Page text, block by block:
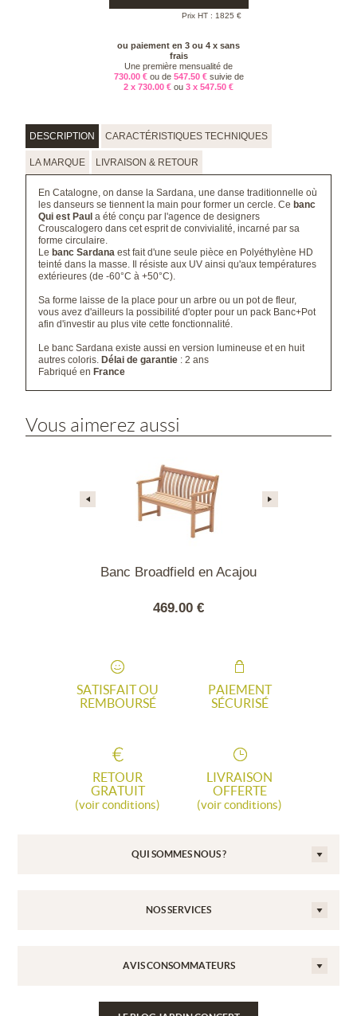
Prix HT : 1825 €
ou paiement en 3 ou 4 x sans
frais
Une première mensualité de
730.00 €ou de 547.50 €suivie de
2 x 730.00 € ou 3 x 547.50 €
DESCRIPTION CARACTÉRISTIQUES TECHNIQUES
LA MARQUE LIVRAISON & RETOUR
En Catalogne, on danse la Sardana, une danse traditionnelle où
les danseurs se tiennent la main pour former un cercle. Cebanc
Qui est Paul a été conçu par l'agence de designers
Crouscalogero dans cet esprit de convivialité, incarné par sa
forme circulaire.
Lebanc Sardana est fait d'une seule pièce en Polyéthylène HD
teinté dans la masse. Il résiste aux UV ainsi qu'aux températures
extérieures (de -60°C à +50°C).
Sa forme laisse de la place pour un arbre ou un pot de fleur,
vous avez d'ailleurs la possibilité d'opter pour un pack Banc+Pot
afin d'investir au plus vite cette fonctionnalité.
Le banc Sardana existe aussi en version lumineuse et en huit
autres coloris. Délai de garantie : 2 ans
Fabriqué enFrance
Vous aimerez aussi
Banc Broadfield en Acajou
469.00 €
SATISFAIT OU
REMBOURSÉ
PAIEMENT
SÉCURISÉ
RETOUR
GRATUIT
(voir conditions)
LIVRAISON
OFFERTE
(voir conditions)
QUI SOMMES NOUS ?
NOS SERVICES
AVIS CONSOMMATEURS